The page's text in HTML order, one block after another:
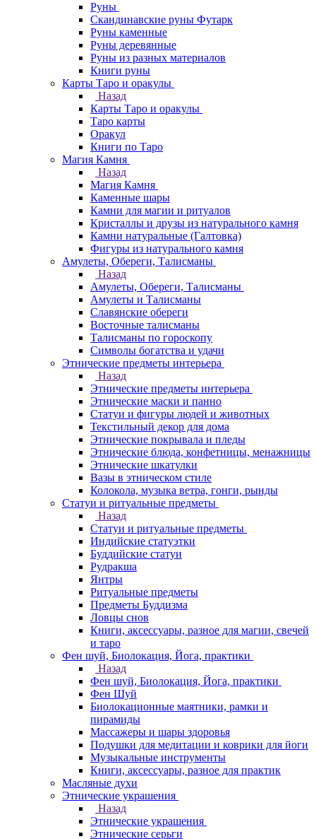
Руны
Скандинавские руны Футарк
Руны каменные
Руны деревянные
Руны из разных материалов
Книги руны
Карты Таро и оракулы
Назад
Карты Таро и оракулы
Таро карты
Оракул
Книги по Таро
Магия Камня
Назад
Магия Камня
Каменные шары
Камни для магии и ритуалов
Кристаллы и друзы из натурального камня
Камни натуральные (Галтовка)
Фигуры из натурального камня
Амулеты, Обереги, Талисманы
Назад
Амулеты, Обереги, Талисманы
Амулеты и Талисманы
Славянские обереги
Восточные талисманы
Талисманы по гороскопу
Символы богатства и удачи
Этнические предметы интерьера
Назад
Этнические предметы интерьера
Этнические маски и панно
Статуи и фигуры людей и животных
Текстильный декор для дома
Этнические покрывала и пледы
Этнические блюда, конфетницы, менажницы
Этнические шкатулки
Вазы в этническом стиле
Колокола, музыка ветра, гонги, рынды
Статуи и ритуальные предметы
Назад
Статуи и ритуальные предметы
Индийские статуэтки
Буддийские статуи
Рудракша
Янтры
Ритуальные предметы
Предметы Буддизма
Ловцы снов
Книги, аксессуары, разное для магии, свечей
и таро
Фен шуй, Биолокация, Йога, практики
Назад
Фен шуй, Биолокация, Йога, практики
Фен Шуй
Биолокационные маятники, рамки и
пирамиды
Массажеры и шары здоровья
Подушки для медитации и коврики для йоги
Музыкальные инструменты
Книги, аксессуары, разное для практик
Масляные духи
Этнические украшения
Назад
Этнические украшения
Этнические серьги